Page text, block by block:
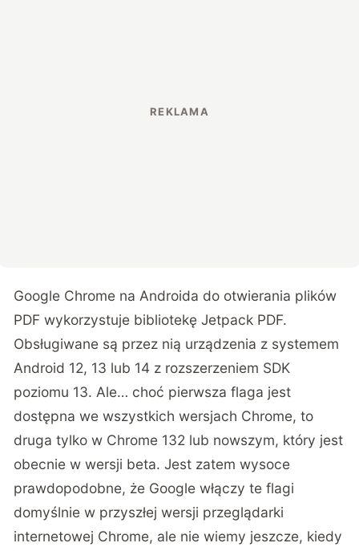
Google Chrome na Androida do otwierania plików
PDF wykorzystuje bibliotekę Jetpack PDF.
Obsługiwane są przez nią urządzenia z systemem
Android 12, 13 lub 14 z rozszerzeniem SDK
poziomu 13. Ale… choć pierwsza flaga jest
dostępna we wszystkich wersjach Chrome, to
druga tylko w Chrome 132 lub nowszym, który jest
obecnie w wersji beta. Jest zatem wysoce
prawdopodobne, że Google włączy te flagi
domyślnie w przyszłej wersji przeglądarki
internetowej Chrome, ale nie wiemy jeszcze, kiedy